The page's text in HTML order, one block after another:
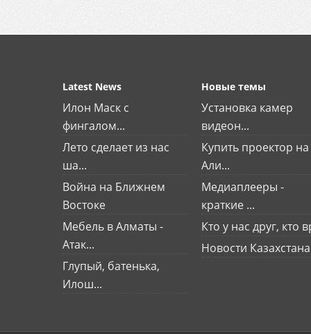
Latest News
Илон Маск с
фингалом...
Лето сделает из нас
ша...
Война на Ближнем
Востоке
Мебель в Алматы -
Атак...
Глупый, батенька,
Илош...
Новые темы
Установка камер
видеон...
Купить проектор на
Али...
Медиаплееры -
краткие ...
Кто у нас друг, кто
Новости Казахстана